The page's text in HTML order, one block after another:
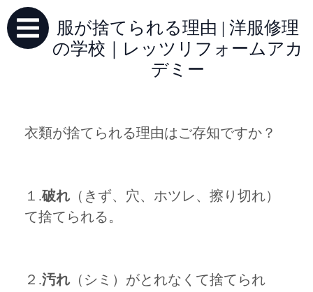
服が捨てられる理由 | 洋服修理
の学校｜レッツリフォームアカ
デミー
衣類が捨てられる理由はご存知ですか？
１.破れ （きず、穴、ホツレ、擦り切れ）
て捨てられる。
２.汚れ （シミ）がとれなくて捨てられ